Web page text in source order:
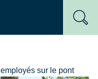
Samatan
sur le pont